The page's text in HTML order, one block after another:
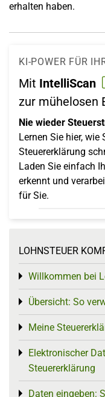
erhalten haben.
KI-POWER FÜR
Mit IntelliScan
zur mühelosen
Nie wieder
Lernen Sie hier, wie
Steuererklärung
Laden Sie einfach
erkennt und
für Sie.
LOHNSTEUER
Willkommen bei
Toggle menu
Übersicht: So
Toggle menu
Meine
Toggle menu
Elektronischer
Steuererklärung
Toggle menu
Daten eingeben:
Toggle menu